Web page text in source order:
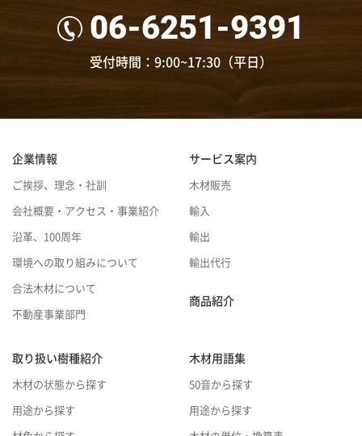
06-6251-9391
受付時間：9:00~17:30（平日）
企業情報
ご挨拶、理念・社訓
会社概要・アクセス・事業紹介
沿革、100周年
環境への取り組みについて
合法木材について
不動産事業部門
サービス案内
木材販売
輸入
輸出
輸出代行
商品紹介
取り扱い樹種紹介
木材の状態から探す
用途から探す
木材用語集
50音から探す
用途から探す